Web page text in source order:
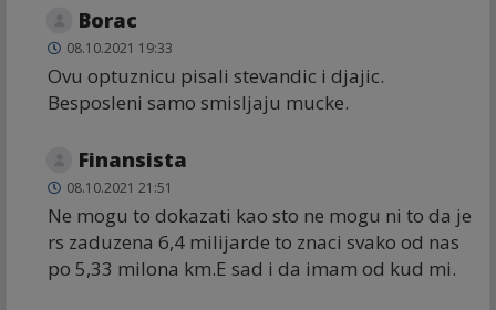
Borac
08.10.2021 19:33
Ovu optuznicu pisali stevandic i djajic.
Besposleni samo smisljaju mucke.
Finansista
08.10.2021 21:51
Ne mogu to dokazati kao sto ne mogu ni to da je
rs zaduzena 6,4 milijarde to znaci svako od nas
po 5,33 milona km.E sad i da imam od kud mi.